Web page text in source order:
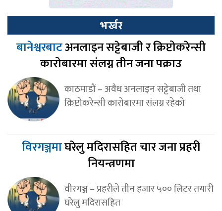
भर्खर
बानेश्वरबाटअनलाइन सट्टेबाजी र क्रिप्टोकरेन्सी
कारोबारमा संलग्न तीन जना पक्राउ
काठमाडौं – अवैध अनलाइन सट्टेबाजी तथा
क्रिप्टोकरेन्सी कारोबारमा संलग्न रहेको
विरगञ्जमाघरेलु मदिरासहित चार जना प्रहरी
नियन्त्रणमा
वीरगञ्ज – प्रहरीले तीन हजार ५०० लिटर तयारी
घरेलु मदिरासहित